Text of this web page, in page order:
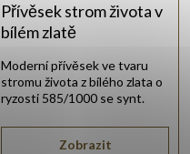
Přívěsek strom života v
bílém zlatě
Zobrazit
Moderní přívěsek ve tvaru
stromu života z bílého zlata o
ryzosti 585/1000 se synt.